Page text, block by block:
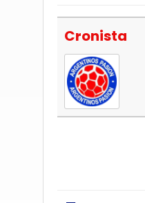
Cronista